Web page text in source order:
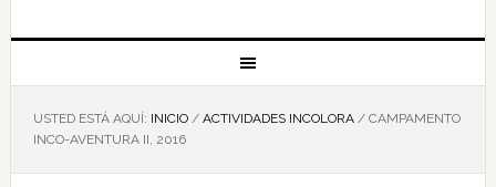
USTED ESTÁ AQUÍ: INICIO / ACTIVIDADES INCOLORA /CAMPAMENTO
INCO-AVENTURA II, 2016